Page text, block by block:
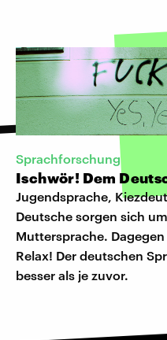
​Sprachforschung
Ischwör! Dem
Jugendsprache,
Deutsche sorgen sich
Muttersprache.
Relax! Der deutschen
besser als je zuvor.